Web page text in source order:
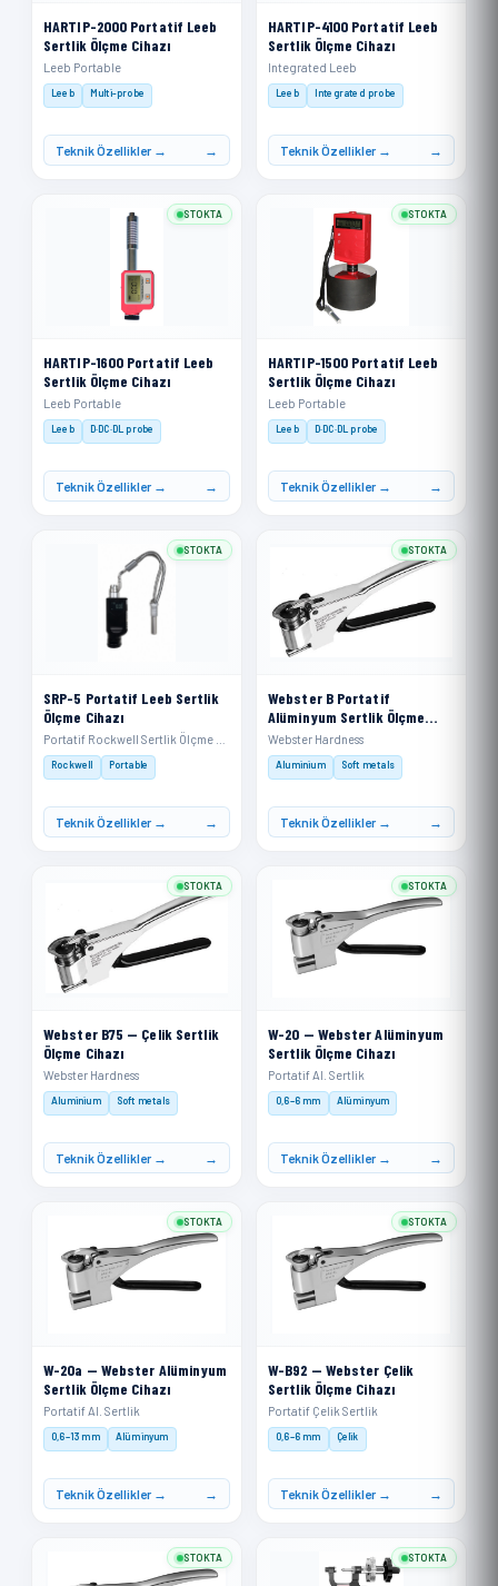
HARTIP-2000 Portatif Leeb
Sertlik Ölçme Cihazı
Leeb Portable
Leeb Multi-probe
Teknik Özellikler →
HARTIP-4100 Portatif Leeb
Sertlik Ölçme Cihazı
Integrated Leeb
Leeb Integrated probe
Teknik Özellikler →
HARTIP-1600 Portatif Leeb
Sertlik Ölçme Cihazı
Leeb Portable
Leeb D·DC·DL probe
Teknik Özellikler →
STOKTA
HARTIP-1500 Portatif Leeb
Sertlik Ölçme Cihazı
Leeb Portable
Leeb D·DC·DL probe
Teknik Özellikler →
STOKTA
SRP-5 Portatif Leeb Sertlik
Ölçme Cihazı
Rockwell Portable
Teknik Özellikler →
STOKTA
Webster B Portatif
Alüminyum Sertlik Ölçme
Cihazı
Webster Hardness
Aluminium Soft metals
Teknik Özellikler →
STOKTA
Webster B75 — Çelik Sertlik
Ölçme Cihazı
Webster Hardness
Aluminium Soft metals
Teknik Özellikler →
STOKTA
W-20 — Webster Alüminyum
Sertlik Ölçme Cihazı
Portatif Al. Sertlik
0,6–6 mm Alüminyum
Teknik Özellikler →
STOKTA
W-20a — Webster Alüminyum
Sertlik Ölçme Cihazı
Portatif Al. Sertlik
0,6–13 mm Alüminyum
Teknik Özellikler →
STOKTA
W-B92 — Webster Çelik
Sertlik Ölçme Cihazı
Portatif Çelik Sertlik
0,6–6 mm Çelik
Teknik Özellikler →
STOKTA
STOKTA STOKTA